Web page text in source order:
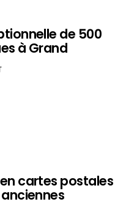
de 500
à Grand
cartes postales